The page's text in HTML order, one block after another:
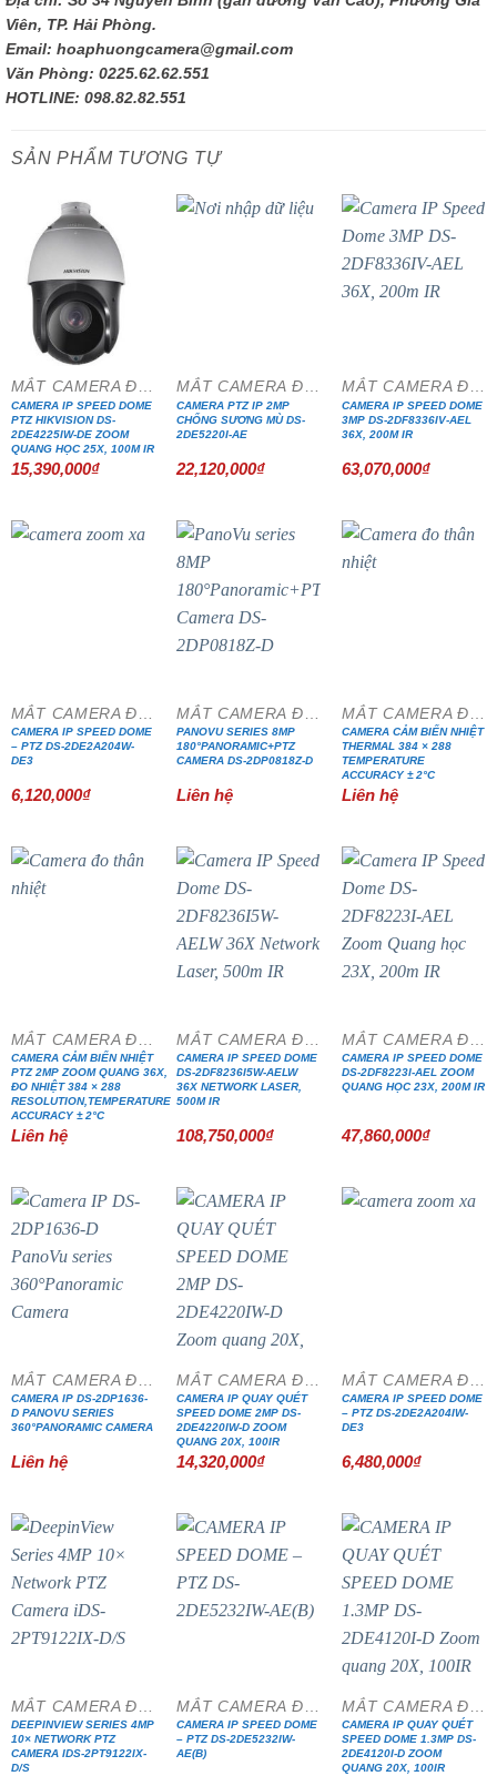
Viên, TP. Hải Phòng.
Email: hoaphuongcamera@gmail.com
Văn Phòng: 0225.62.62.551
HOTLINE: 098.82.82.551
SẢN PHẨM TƯƠNG TỰ
MẮT CAMERA ĐẶC CHỦNG
CAMERA IP SPEED DOME
PTZ HIKVISION DS-
2DE4225IW-DE ZOOM
QUANG HỌC 25X, 100M IR
15,390,000₫
MẮT CAMERA ĐẶC CHỦNG
CAMERA PTZ IP 2MP
CHỐNG SƯƠNG MÙ DS-
2DE5220I-AE
22,120,000₫
MẮT CAMERA ĐẶC CHỦNG
CAMERA IP SPEED DOME
3MP DS-2DF8336IV-AEL
36X, 200M IR
63,070,000₫
CAMERA IP SPEED DOME
– PTZ DS-2DE2A204W-
DE3
6,120,000₫
PANOVU SERIES 8MP
180°PANORAMIC+PTZ
CAMERA DS-2DP0818Z-D
Liên hệ
CAMERA CẢM BIẾN NHIỆT
THERMAL 384 × 288
TEMPERATURE
ACCURACY ± 2°C
Liên hệ
CAMERA CẢM BIẾN NHIỆT
PTZ 2MP ZOOM QUANG 36X,
ĐO NHIỆT 384 × 288
RESOLUTION,TEMPERATURE
ACCURACY ± 2°C
Liên hệ
CAMERA IP SPEED DOME
DS-2DF8236I5W-AELW
36X NETWORK LASER,
500M IR
108,750,000₫
CAMERA IP SPEED DOME
DS-2DF8223I-AEL ZOOM
QUANG HỌC 23X, 200M IR
47,860,000₫
CAMERA IP DS-2DP1636-
D PANOVU SERIES
360°PANORAMIC CAMERA
Liên hệ
CAMERA IP QUAY QUÉT
SPEED DOME 2MP DS-
2DE4220IW-D ZOOM
QUANG 20X, 100IR
14,320,000₫
CAMERA IP SPEED DOME
– PTZ DS-2DE2A204IW-
DE3
6,480,000₫
DEEPINVIEW SERIES 4MP
10× NETWORK PTZ
CAMERA IDS-2PT9122IX-
D/S
CAMERA IP SPEED DOME
– PTZ DS-2DE5232IW-
AE(B)
CAMERA IP QUAY QUÉT
SPEED DOME 1.3MP DS-
2DE4120I-D ZOOM
QUANG 20X, 100IR